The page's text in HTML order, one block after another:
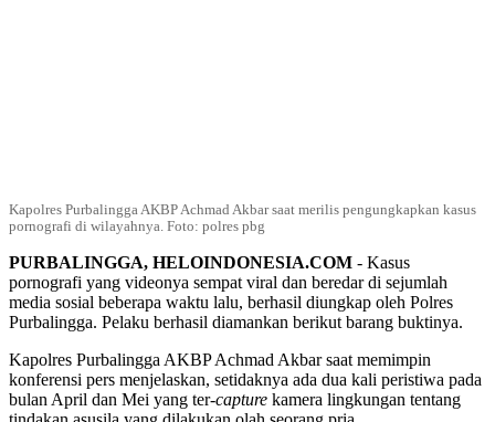
Kapolres Purbalingga AKBP Achmad Akbar saat merilis pengungkapkan kasus
pornografi di wilayahnya. Foto: polres pbg
PURBALINGGA, HELOINDONESIA.COM - Kasus
pornografi yang videonya sempat viral dan beredar di sejumlah
media sosial beberapa waktu lalu, berhasil diungkap oleh Polres
Purbalingga. Pelaku berhasil diamankan berikut barang buktinya.
Kapolres Purbalingga AKBP Achmad Akbar saat memimpin
konferensi pers menjelaskan, setidaknya ada dua kali peristiwa pada
bulan April dan Mei yang ter-capture kamera lingkungan tentang